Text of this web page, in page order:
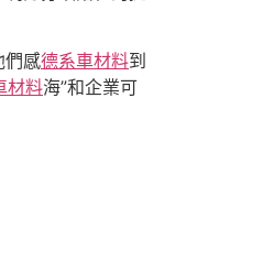
們感德系車材料到
材料海”和企業可